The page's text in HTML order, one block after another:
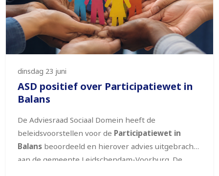
dinsdag 23 juni
ASD positief over Participatiewet in
Balans
De Adviesraad Sociaal Domein heeft de
beleidsvoorstellen voor de Participatiewet in
Balans beoordeeld en hierover advies uitgebracht
aan de gemeente Leidschendam-Voorburg. De